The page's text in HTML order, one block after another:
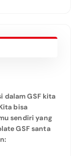
dalam GSF kita
bisa
sendiri yang
GSF santa